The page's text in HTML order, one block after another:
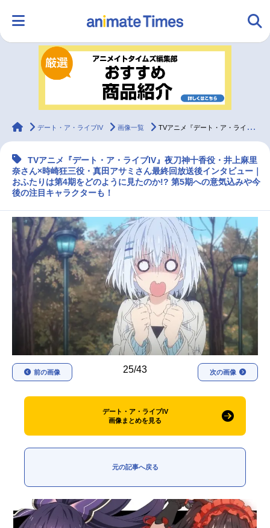
ランキング アニメ
ラジオ みんなの声
マンガ・ラノベ ゲーム・アプリ 音楽 コスプレ
最新記事一覧
アニメ記事一覧 声優記事一覧
アニメ映画一覧 実写化映画一覧
今期アニメ曜日別一覧
春アニメ 夏アニメ
秋アニメ
男性声優/女性声優一覧
FOLLOW US
animateTimes
デート・ア・ライブIV 画像一覧 TVアニメ『デート・ア・ライブIV』井上麻里奈×真田アサミ 最終回放送後インタビュー
TVアニメ『デート・ア・ライブIV』夜刀神十香役・井上麻里
奈さん×時崎狂三役・真田アサミさん最終回放送後インタビュー｜
おふたりは第4期をどのように見たのか!? 第5期への意気込みや今
後の注目キャラクターも！
25/43
前の画像 次の画像
デート・ア・ライブIV
画像まとめを見る
元の記事へ戻る